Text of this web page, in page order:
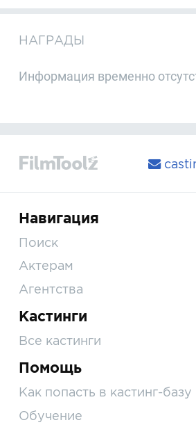
НАГРАДЫ
Информация временно
Навигация
Поиск
Актерам
Агентства
Кастинги
Все кастинги
Помощь
Как попасть в кастинг-базу
Обучение